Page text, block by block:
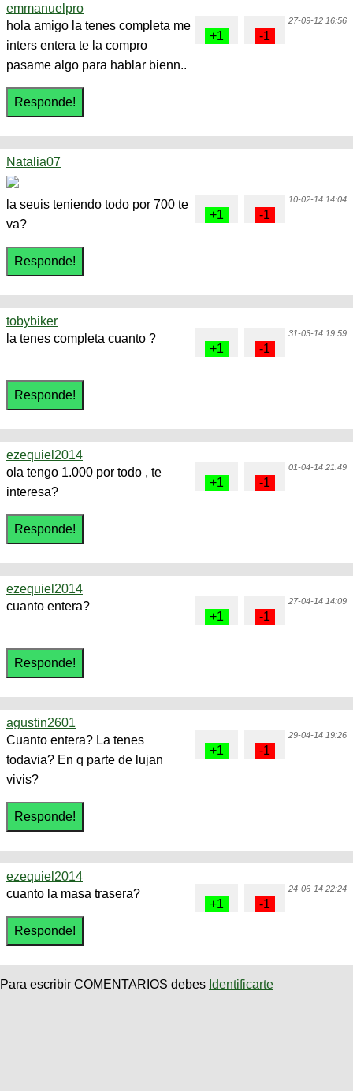
emmanuelpro
27-09-12 16:56
hola amigo la tenes completa me
inters entera te la compro
pasame algo para hablar bienn..
Natalia07
10-02-14 14:04
la seuis teniendo todo por 700 te
va?
tobybiker
31-03-14 19:59
la tenes completa cuanto ?
ezequiel2014
01-04-14 21:49
ola tengo 1.000 por todo , te
interesa?
ezequiel2014
27-04-14 14:09
cuanto entera?
agustin2601
29-04-14 19:26
Cuanto entera? La tenes
todavia? En q parte de lujan
vivis?
ezequiel2014
24-06-14 22:24
cuanto la masa trasera?
Para escribir COMENTARIOS debes Identificarte